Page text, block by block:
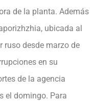
de la planta. Además
ubicada al
ruso desde marzo de
en su
de la agencia
el domingo. Para